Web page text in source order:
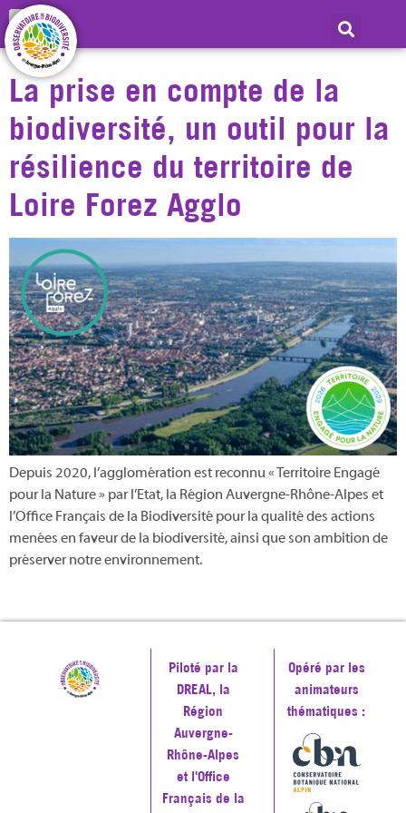
Jour : 6 juillet 2026
La prise en compte de la
biodiversité, un outil pour la
résilience du territoire de
Loire Forez Agglo​
Depuis 2020, l’agglomération est reconnu « Territoire Engagé
pour la Nature » par l’Etat, la Région Auvergne-Rhône-Alpes et
l’Office Français de la Biodiversité pour la qualité des actions
menées en faveur de la biodiversité, ainsi que son ambition de
préserver notre environnement.
Piloté par la
DREAL, la
Région
Auvergne-
Rhône-Alpes
et l'Office
Français de la
Opéré par les
animateurs
thématiques :